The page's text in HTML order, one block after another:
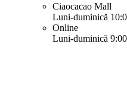
Ciaocacao Mall
Luni-duminică
Online
Luni-duminică